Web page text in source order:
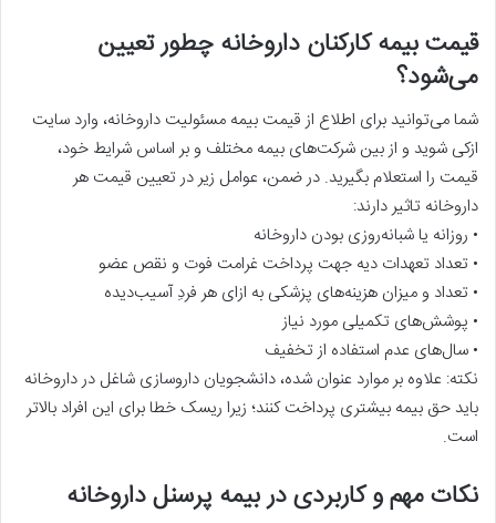
قیمت بیمه کارکنان داروخانه چطور تعیین
می‌شود؟
شما می‌توانید برای اطلاع از قیمت بیمه مسئولیت داروخانه، وارد سایت
ازکی شوید و از بین شرکت‌های بیمه مختلف و بر اساس شرایط خود،
قیمت را استعلام بگیرید. در ضمن، عوامل زیر در تعیین قیمت هر
داروخانه تاثیر دارند:
• روزانه یا شبانه‌روزی بودن داروخانه
• تعداد تعهدات دیه جهت پرداخت غرامت فوت و نقص عضو
• تعداد و میزان هزینه‌های پزشکی به ازای هر فردِ آسیب‌دیده
• پوشش‌های تکمیلی مورد نیاز
• سال‌های عدم استفاده از تخفیف
نکته: علاوه بر موارد عنوان شده، دانشجویان داروسازی شاغل در داروخانه
باید حق بیمه بیشتری پرداخت کنند؛ زیرا ریسک خطا برای این افراد بالاتر
است.
نکات مهم و کاربردی در بیمه پرسنل داروخانه